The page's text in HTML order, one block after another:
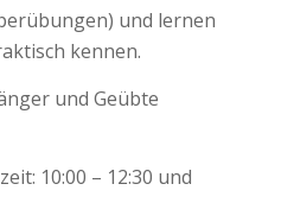
und lernen
kennen.
und Geübte
10:00 – 12:30 und